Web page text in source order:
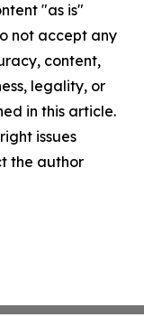
"as is"
not accept any
content,
legality, or
in this article.
issues
the author